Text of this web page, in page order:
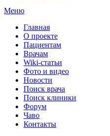
Меню
Главная
О проекте
Пациентам
Врачам
Wiki-статьи
Фото и видео
Новости
Поиск врача
Поиск клиники
Форум
Чаво
Контакты